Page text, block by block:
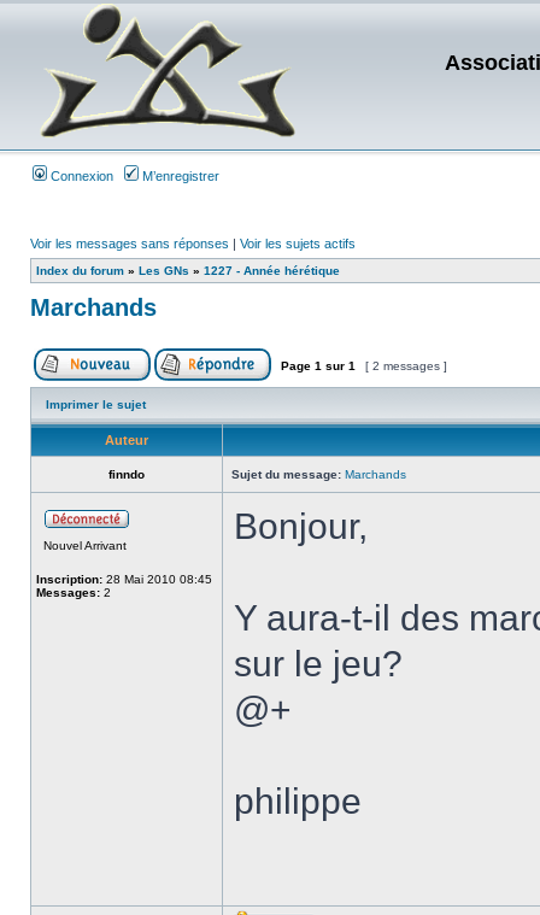
Connexion M’enregistrer
Voir les messages sans réponses | Voir les sujets actifs
Index du forum » Les GNs » 1227 - Année hérétique
Marchands
Page 1 sur 1 [ 2 messages ]
Imprimer le sujet
Auteur
finndo Sujet du message: Marchands
Nouvel Arrivant
Inscription: 28 Mai 2010 08:45
Messages: 2
Bonjour,
Y aura-t-il des
sur le jeu?
@+
philippe